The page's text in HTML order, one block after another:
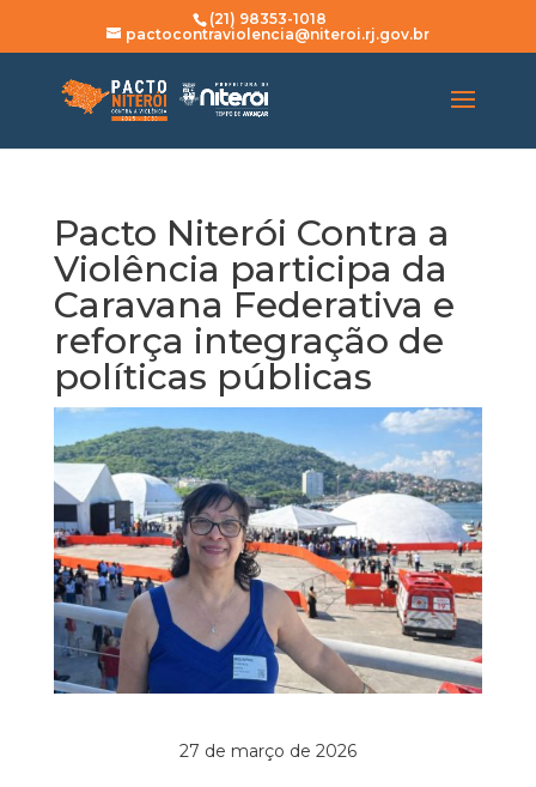
(21) 98353-1018
pactocontraviolencia@niteroi.rj.gov.br
Pacto Niterói Contra a
Violência participa da
Caravana Federativa e
reforça integração de
políticas públicas
27 de março de 2026